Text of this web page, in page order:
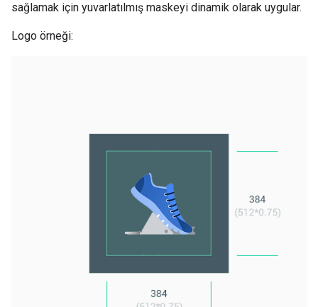
sağlamak için yuvarlatılmış maskeyi dinamik olarak uygular.
Logo örneği: